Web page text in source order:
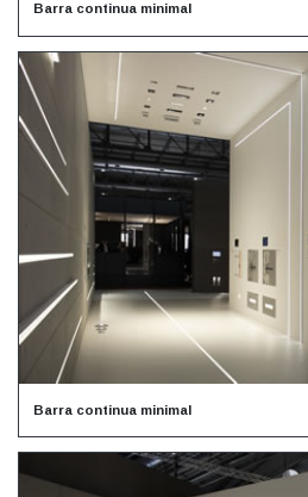
Barra continua minimal
Barra continua minimal